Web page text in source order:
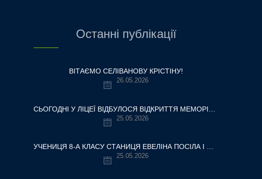
Останні публікації
ВІТАЄМО СЕЛІВАНОВУ КРІСТІНУ!
26.05.2026
25.05.2026
УЧЕНИЦЯ 8-А КЛАСУ СТАНИЦЯ ЕВЕЛІНА ПОСІЛА І МІСЦЕ У ВСЕУКРАЇНСЬКОМУ ТУРНІРІ «КРОК ДО МРІЇ – 2026»
25.05.2026